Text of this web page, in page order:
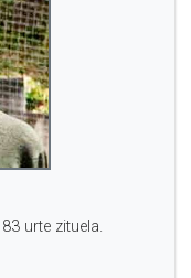
urte zituela.